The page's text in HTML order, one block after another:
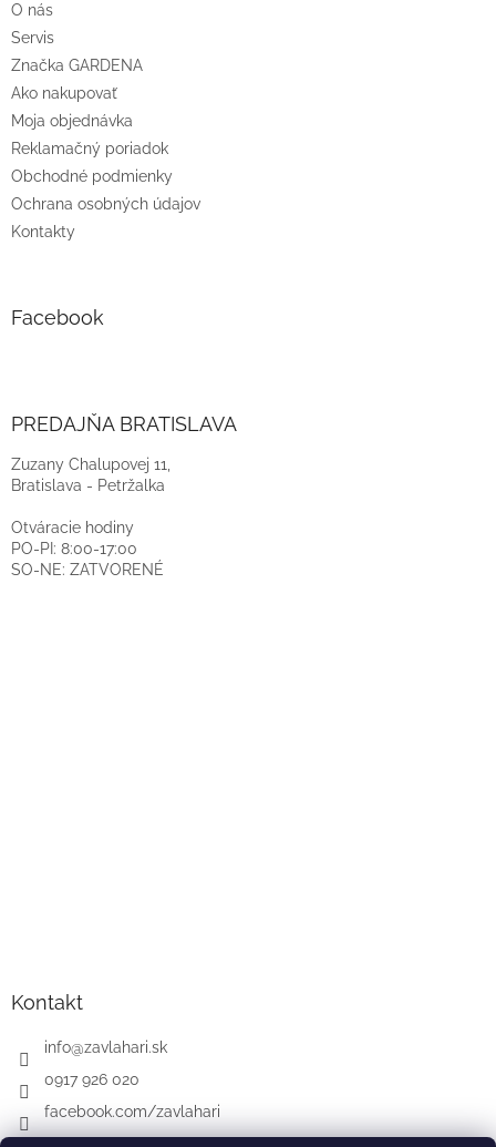
eO nás
Servis
Značka GARDENA
Ako nakupovať
Moja objednávka
Reklamačný poriadok
Obchodné podmienky
Ochrana osobných údajov
Kontakty
Facebook
PREDAJŇA BRATISLAVA
Zuzany Chalupovej 11,
Bratislava - Petržalka
Otváracie hodiny
PO-PI: 8:00-17:00
SO-NE: ZATVORENÉ
Kontakt
info@zavlahari.sk
0917 926 020
facebook.com/zavlahari